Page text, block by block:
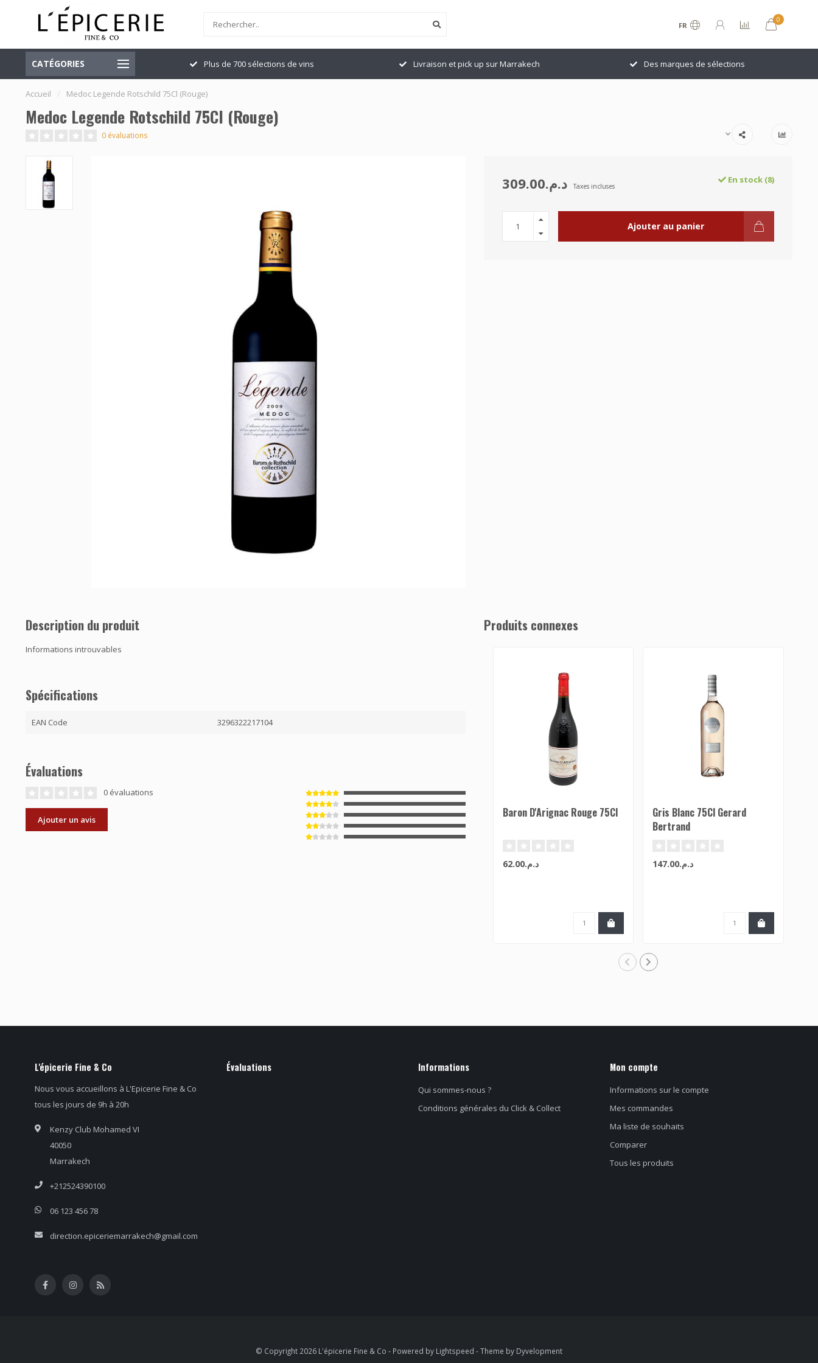
FR
0
CATÉGORIES
Officiellement ouvert Plus de 700 sélections de vins Livraison et pick up sur Marrakech Des marques de sélections
Accueil / Medoc Legende Rotschild 75Cl (Rouge)
Medoc Legende Rotschild 75Cl (Rouge)
0 évaluations
د.م.309.00 Taxes incluses
En stock (8)
Ajouter au panier
Description du produit
Informations introuvables
Spécifications
EAN Code 3296322217104
Évaluations
0 évaluations
Ajouter un avis
Produits connexes
Baron D'Arignac Rouge 75Cl
د.م.62.00
Gris Blanc 75Cl Gerard
Bertrand
د.م.147.00
L'épicerie Fine & Co
Nous vous accueillons à L'Epicerie Fine & Co
tous les jours de 9h à 20h
Kenzy Club Mohamed VI
40050
Marrakech
+212524390100
06 123 456 78
direction.epiceriemarrakech@gmail.com
Évaluations Informations
Qui sommes-nous ?
Conditions générales du Click & Collect
Mon compte
Informations sur le compte
Mes commandes
Ma liste de souhaits
Comparer
Tous les produits
© Copyright 2026 L'épicerie Fine & Co - Powered by Lightspeed - Theme by Dyvelopment